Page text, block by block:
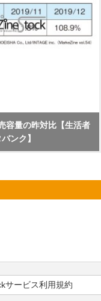
容量の昨対比【生活者
ンク】
サービス利用規約